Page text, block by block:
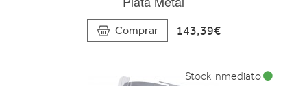
Comprar 143,39€
Stock inmediato